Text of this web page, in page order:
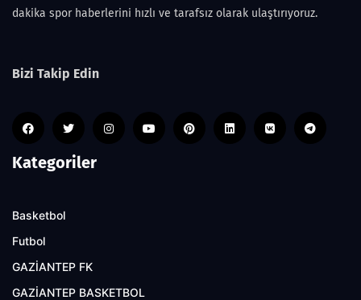
dakika spor haberlerini hızlı ve tarafsız olarak ulaştırıyoruz.
Bizi Takip Edin
Kategoriler
Basketbol
Futbol
GAZİANTEP FK
GAZİANTEP BASKETBOL